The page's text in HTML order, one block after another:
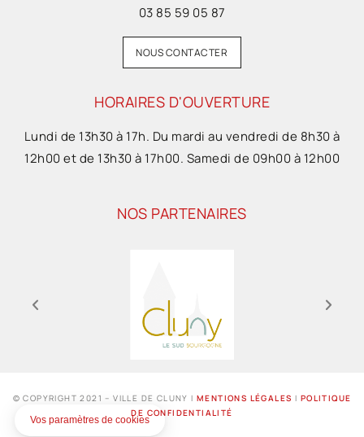
03 85 59 05 87
NOUS CONTACTER
HORAIRES D'OUVERTURE
Lundi de 13h30 à 17h. Du mardi au vendredi de 8h30 à
12h00 et de 13h30 à 17h00. Samedi de 09h00 à 12h00
NOS PARTENAIRES
© COPYRIGHT 2021 – VILLE DE CLUNY IMENTIONS LÉGALES I POLITIQUE
DE CONFIDENTIALITÉ